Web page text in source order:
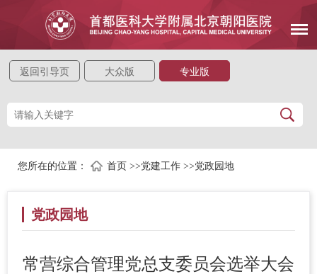
返回引导页 大众版 专业版
您所在的位置： 首页 >>党建工作 >>党政园地
党政园地
常营综合管理党总支委员会选举大会